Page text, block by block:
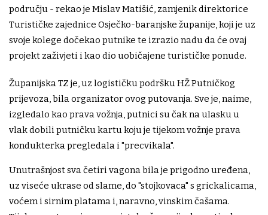
području - rekao je Mislav Matišić, zamjenik direktorice
Turističke zajednice Osječko-baranjske županije, koji je uz
svoje kolege dočekao putnike te izrazio nadu da će ovaj
projekt zaživjeti i kao dio uobičajene turističke ponude.
Županijska TZ je, uz logističku podršku HŽ Putničkog
prijevoza, bila organizator ovog putovanja. Sve je, naime,
izgledalo kao prava vožnja, putnici su čak na ulasku u
vlak dobili putničku kartu koju je tijekom vožnje prava
kondukterka pregledala i "precvikala".
Unutrašnjost sva četiri vagona bila je prigodno uređena,
uz viseće ukrase od slame, do "stojkovaca" s grickalicama,
voćem i sirnim platama i, naravno, vinskim čašama.